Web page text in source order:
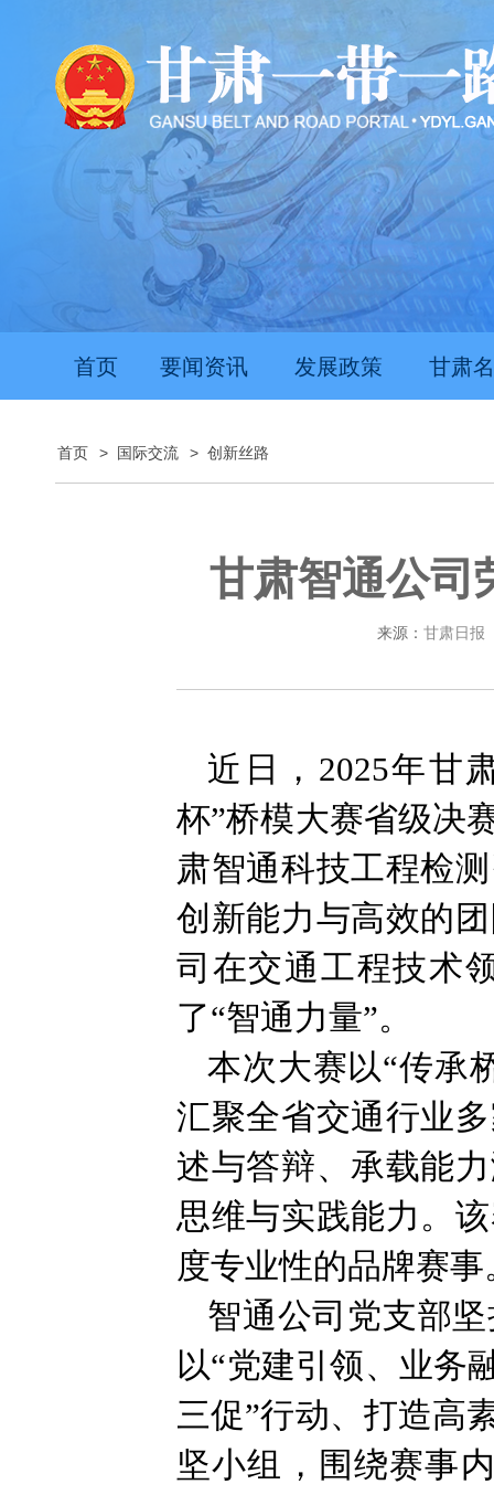
首页 要闻资讯 发展政策 甘肃
首页 > 国际交流 > 创新丝路
甘肃智通公司
来源： 甘肃日报
近日，2025年甘
杯”桥模大赛省级决
肃智通科技工程检
创新能力与高效的
司在交通工程技术
了“智通力量”。
本次大赛以“传承
汇聚全省交通行业
述与答辩、承载能
思维与实践能力。
度专业性的品牌赛事
智通公司党支部
以“党建引领、业务
三促”行动、打造高
坚小组，围绕赛事